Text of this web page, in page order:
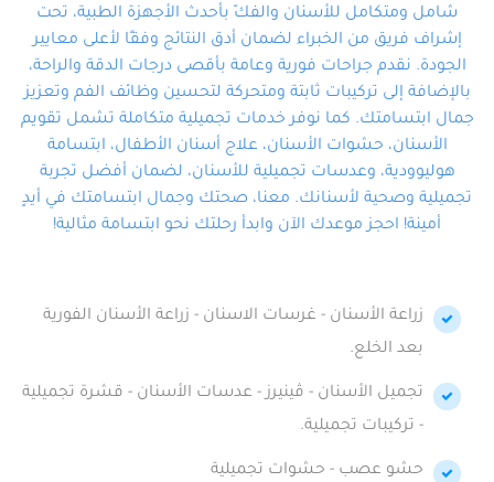
في أيد أمينة تلبي احتياجاتك بكل
احترافية ودقة.
شامل ومتكامل للأسنان والفكّ بأحدث الأجهزة الطبية، تحت
إشراف فريق من الخبراء لضمان أدق النتائج وفقًا لأعلى معايير
الجودة. نقدم جراحات فورية وعامة بأقصى درجات الدقة والراحة،
بالإضافة إلى تركيبات ثابتة ومتحركة لتحسين وظائف الفم وتعزيز
جمال ابتسامتك. كما نوفر خدمات تجميلية متكاملة تشمل تقويم
الأسنان، حشوات الأسنان، علاج أسنان الأطفال، ابتسامة
هوليوودية، وعدسات تجميلية للأسنان، لضمان أفضل تجربة
تجميلية وصحية لأسنانك. معنا، صحتك وجمال ابتسامتك في أيدٍ
أمينة! احجز موعدك الآن وابدأ رحلتك نحو ابتسامة مثالية!
زراعة الأسنان - غرسات الاسنان - زراعة الأسنان الفورية
بعد الخلع.
تجميل الأسنان - ڤينيرز - عدسات الأسنان - قشرة تجميلية
- تركيبات تجميلية.
حشو عصب - حشوات تجميلية